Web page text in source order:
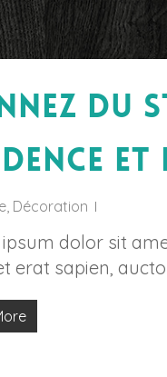
du
, Décoration
dolor sit
erat sapien,